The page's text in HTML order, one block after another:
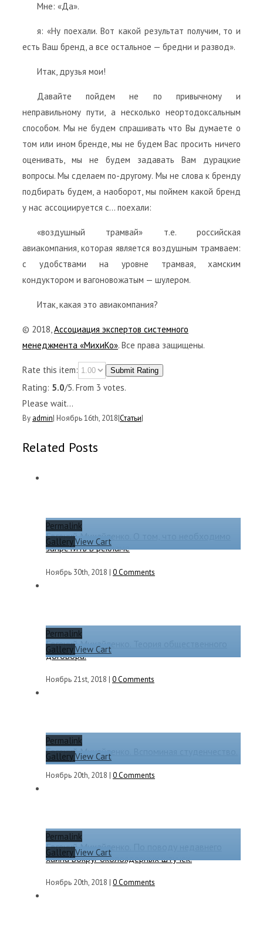
Мне: «Да».
я: «Ну поехали. Вот какой результат получим, то и
есть Ваш бренд, а все остальное — бредни и развод».
Итак, друзья мои!
Давайте пойдем не по привычному и
неправильному пути, а несколько неортодоксальным
способом. Мы не будем спрашивать что Вы думаете о
том или ином бренде, мы не будем Вас просить ничего
оценивать, мы не будем задавать Вам дурацкие
вопросы. Мы сделаем по-другому. Мы не слова к бренду
подбирать будем, а наоборот, мы поймем какой бренд
у нас ассоциируется с… поехали:
«воздушный трамвай» т.е. российская
авиакомпания, которая является воздушным трамваем:
с удобствами на уровне трамвая, хамским
кондуктором и вагоновожатым — шулером.
Итак, какая это авиакомпания?
© 2018,Ассоциация экспертов системного
менеджмента «МихиКо». Все права защищены.
Rate this item: Submit Rating
Rating: 5.0/5. From 3 votes.
Please wait...
By admin| Ноябрь 16th, 2018|Статьи|
Related Posts
Permalink
GalleryView Cart
Евгений Михайленко. О том, что необходимо
запретить в рекламе
Ноябрь 30th, 2018 | 0 Comments
Permalink
GalleryView Cart
Евгений Михайленко. Теория общественного
договора.
Ноябрь 21st, 2018 | 0 Comments
Permalink
GalleryView Cart
Евгений Михайленко. Вспоминая студенчество.
Ноябрь 20th, 2018 | 0 Comments
Permalink
GalleryView Cart
Евгений Михайленко. По поводу недавнего
хайпа вокруг околоядерных штучек.
Ноябрь 20th, 2018 | 0 Comments